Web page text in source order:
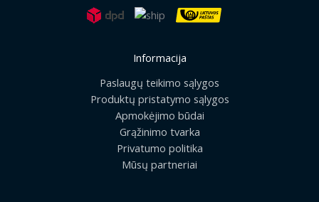
Informacija
Paslaugų teikimo sąlygos
Produktų pristatymo sąlygos
Apmokėjimo būdai
Grąžinimo tvarka
Privatumo politika
Mūsų partneriai